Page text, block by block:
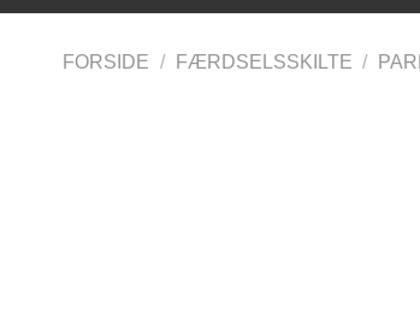
FORSIDE / FÆRDSELSSKILTE /